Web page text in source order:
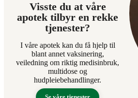
Visste du at våre
apotek tilbyr en rekke
tjenester?
I våre apotek kan du få hjelp til
blant annet vaksinering,
veiledning om riktig medisinbruk,
multidose og
hudpleiebehandlinger.